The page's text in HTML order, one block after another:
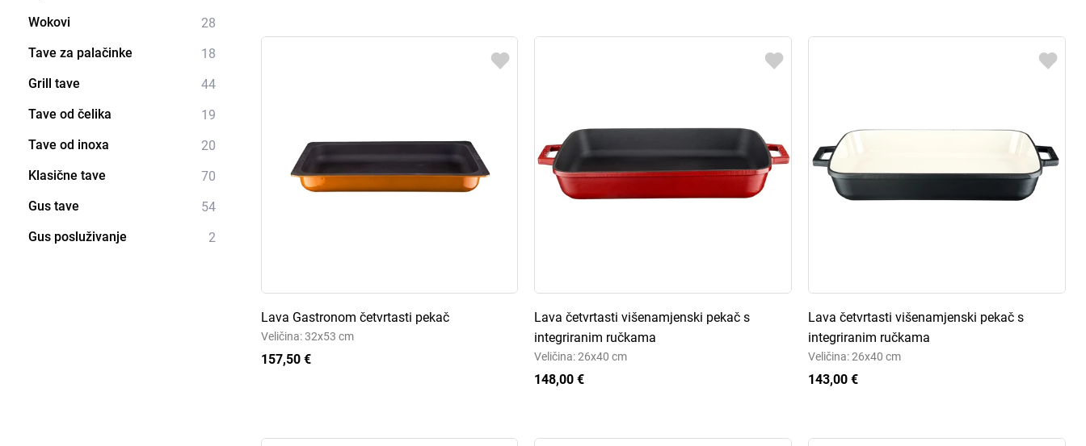
Wokovi
28
Tave za palačinke
18
Grill tave
44
Tave od čelika
19
Tave od inoxa
20
Klasične tave
70
Gus tave
54
Gus posluživanje
2
Lava Gastronom četvrtasti pekač
Veličina: 32x53 cm
157,50 €
Lava četvrtasti višenamjenski pekač s
integriranim ručkama
Veličina: 26x40 cm
148,00 €
Lava četvrtasti višenamjenski pekač s
integriranim ručkama
Veličina: 26x40 cm
143,00 €